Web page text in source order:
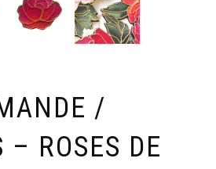
/
– ROSES DE